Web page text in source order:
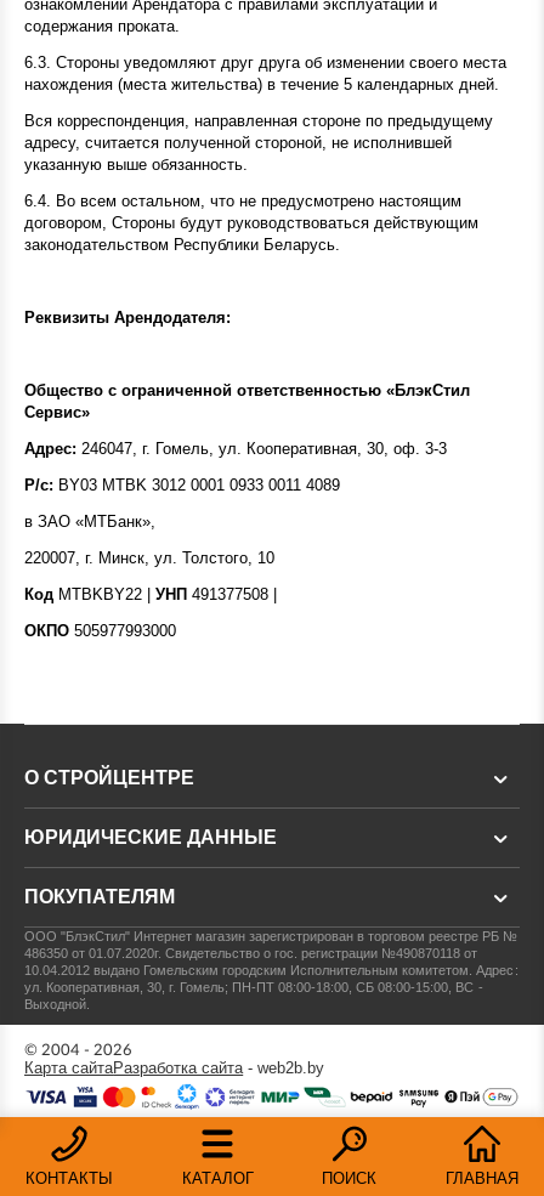
ознакомлении Арендатора с правилами эксплуатации и
содержания проката.
6.3. Стороны уведомляют друг друга об изменении своего места
нахождения (места жительства) в течение 5 календарных дней.
Вся корреспонденция, направленная стороне по предыдущему
адресу, считается полученной стороной, не исполнившей
указанную выше обязанность.
6.4. Во всем остальном, что не предусмотрено настоящим
договором, Стороны будут руководствоваться действующим
законодательством Республики Беларусь.
Реквизиты Арендодателя:
Общество с ограниченной ответственностью «БлэкСтил
Сервис»
Адрес: 246047, г. Гомель, ул. Кооперативная, 30, оф. 3-3
Р/с: BY03 MTBK 3012 0001 0933 0011 4089
в ЗАО «МТБанк»,
220007, г. Минск, ул. Толстого, 10
Код MTBKBY22 |УНП 491377508 |
ОКПО 505977993000
КОНТАКТЫ КАТАЛОГ ПОИСК ГЛАВНАЯ
О СТРОЙЦЕНТРЕ
ЮРИДИЧЕСКИЕ ДАННЫЕ
ПОКУПАТЕЛЯМ
ООО "БлэкСтил" Интернет магазин зарегистрирован в торговом реестре РБ №
486350 от 01.07.2020г.Свидетельство о гос. регистрации №490870118 от
10.04.2012 выдано Гомельским городским Исполнительным комитетом.Адрес:
ул. Кооперативная, 30, г. Гомель; ПН-ПТ 08:00-18:00, СБ 08:00-15:00, ВС -
Выходной.
© 2004 - 2026
Карта сайтаРазработка сайта- web2b.by